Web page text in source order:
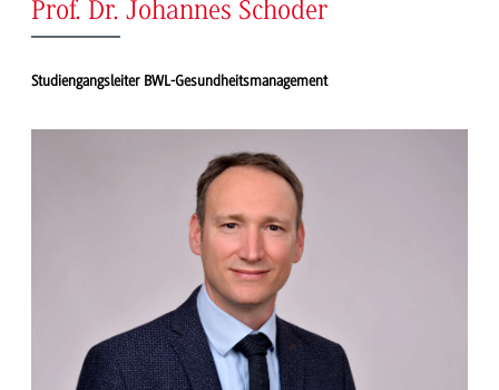
Prof. Dr. Johannes Schoder
Studiengangsleiter BWL-Gesundheitsmanagement